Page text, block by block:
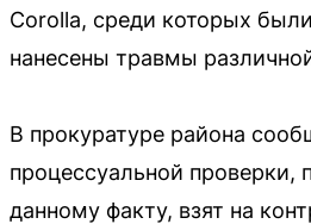
Corolla, среди которых
нанесены травмы
В прокуратуре района
процессуальной проверки,
данному факту, взят на